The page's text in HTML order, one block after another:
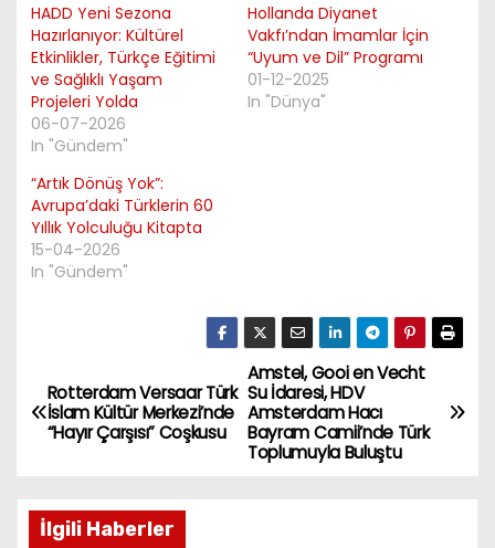
HADD Yeni Sezona
Hazırlanıyor: Kültürel
Etkinlikler, Türkçe Eğitimi
ve Sağlıklı Yaşam
Projeleri Yolda
06-07-2026
In "Gündem"
Hollanda Diyanet
Vakfı’ndan İmamlar İçin
“Uyum ve Dil” Programı
01-12-2025
In "Dünya"
“Artık Dönüş Yok”:
Avrupa’daki Türklerin 60
Yıllık Yolculuğu Kitapta
15-04-2026
In "Gündem"
P
o
t
Amstel, Gooi en Vecht
Su İdaresi, HDV
Amsterdam Hacı
Bayram Camii’nde Türk
Toplumuyla Buluştu
Rotterdam Versaar Türk
İslam Kültür Merkezi’nde
“Hayır Çarşısı” Coşkusu
İlgili Haberler